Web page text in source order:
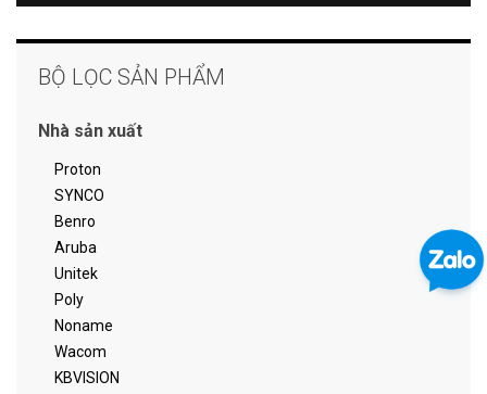
BỘ LỌC SẢN PHẨM
Nhà sản xuất
Proton
SYNCO
Benro
Aruba
Unitek
Poly
Noname
Wacom
KBVISION